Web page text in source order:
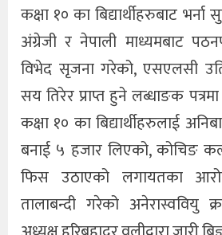
कक्षा १० का बिद्यार्थीहरुबाट
अंग्रेजी र नेपाली माध्यमबाट
विभेद सृजना गरेको, एसएलसी
सय तिरेर प्राप्त हुने लब्धाङक
कक्षा १० का बिद्यार्थीहरुलाई
बनाई ५ हजार लिएको, कोचिङ
फिस उठाएको लगायतका
तालाबन्दी गरेको अनेरास्ववियु